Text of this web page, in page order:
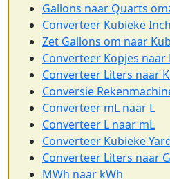
Gallons naar Quarts
Converteer Kubieke
Zet Gallons om naar
Converteer Kopjes naar
Converteer Liters naar
Conversie
Converteer mL naar L
Converteer L naar mL
Converteer Kubieke
Converteer Liters naar
MWh naar kWh